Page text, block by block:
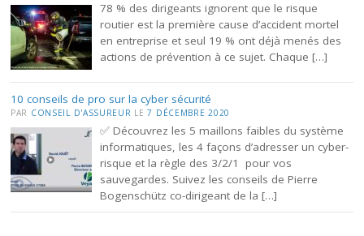
78 % des dirigeants ignorent que le risque
routier est la première cause d’accident mortel
en entreprise et seul 19 % ont déjà menés des
actions de prévention à ce sujet. Chaque […]
10 conseils de pro sur la cyber sécurité
PAR CONSEIL D'ASSUREUR LE 7 DÉCEMBRE 2020
✅ Découvrez les 5 maillons faibles du système
informatiques, les 4 façons d’adresser un cyber-
risque et la règle des 3/2/1 pour vos
sauvegardes. Suivez les conseils de Pierre
Bogenschütz co-dirigeant de la […]